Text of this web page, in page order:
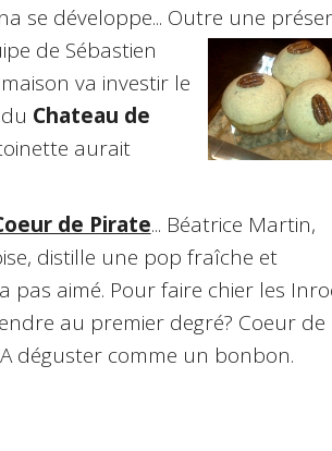
se développe... Outre une
de Sébastien
va investir le
Chateau de
aurait
de Pirate... Béatrice Martin,
distille une pop fraîche et
pas aimé. Pour faire chier les
au premier degré? Coeur de
déguster comme un bonbon.